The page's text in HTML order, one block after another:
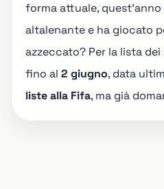
forma attuale,
altalenante e ha giocato
azzeccato? Per la lista
fino al 2 giugno, data
liste alla Fifa, ma già